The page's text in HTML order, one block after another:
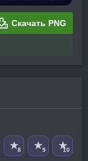
Скачать PNG
★8 ★9 ★10